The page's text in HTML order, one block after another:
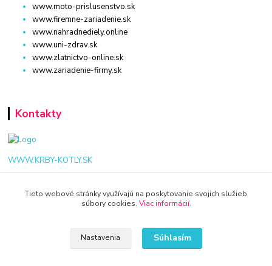
www.moto-prislusenstvo.sk
www.firemne-zariadenie.sk
www.nahradnediely.online
www.uni-zdrav.sk
www.zlatnictvo-online.sk
www.zariadenie-firmy.sk
Kontakty
WWW.KRBY-KOTLY.SK
Tieto webové stránky využívajú na poskytovanie svojich služieb
súbory cookies. Viac informácií.
Nastavenia Súhlasím